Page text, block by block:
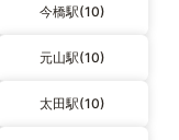
今橋駅(10)
元山駅(10)
太田駅(10)